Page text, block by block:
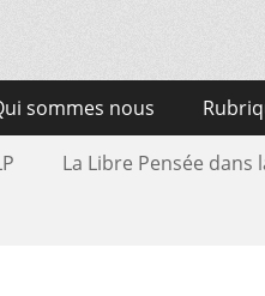
sommes nous
La Libre Pensée dans